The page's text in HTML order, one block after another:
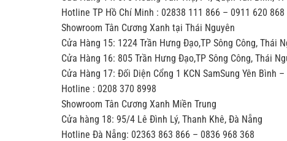
Hotline TP Hồ Chí Minh : 02838 111 866 – 0911 620 868
Showroom Tân Cương Xanh tại Thái Nguyên
Cửa Hàng 15: 1224 Trần Hưng Đạo,TP Sông Công, Thái
Cửa Hàng 16: 805 Trần Hưng Đạo,TP Sông Công, Thái
Cửa Hàng 17: Đối Diện Cổng 1 KCN SamSung Yên Bình –
Hotline : 0208 370 8998
Showroom Tân Cương Xanh Miền Trung
Cửa hàng 18: 95/4 Lê Đình Lý, Thanh Khê, Đà Nẵng
Hotline Đà Nẵng: 02363 863 866 – 0836 968 368